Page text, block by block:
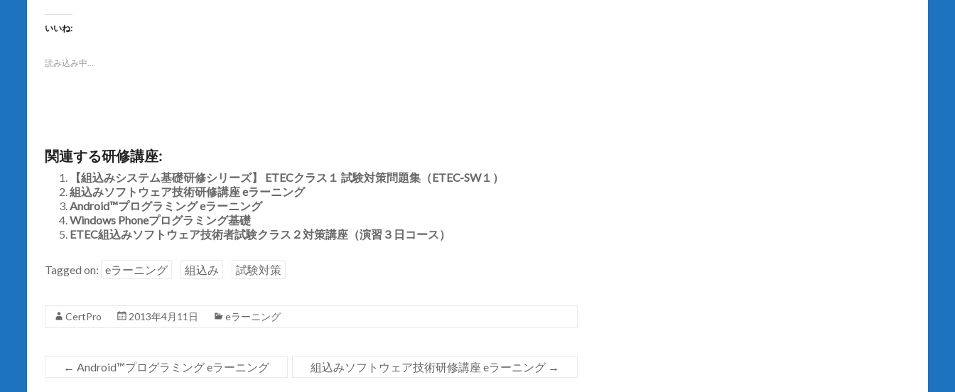
し
て
T
t
し
い
ウ
ィ
ン
ド
ウ
で
開
き
ま
共
し
て
く
だ
さ
い
(
新
し
い
ン
ド
き
ま
いいね:
読み込み中…
関連する研修講座:
【組込みシステム基礎研修シリーズ】 ETECクラス１ 試験対策問題集（ETEC-SW１）
組込みソフトウェア技術研修講座 eラーニング
Android™プログラミング eラーニング
Windows Phoneプログラミング基礎
ETEC組込みソフトウェア技術者試験クラス２対策講座（演習３日コース）
Tagged on: eラーニング 組込み 試験対策
CertPro 2013年4月11日 eラーニング
← Android™プログラミング eラーニング 組込みソフトウェア技術研修講座 eラーニング →